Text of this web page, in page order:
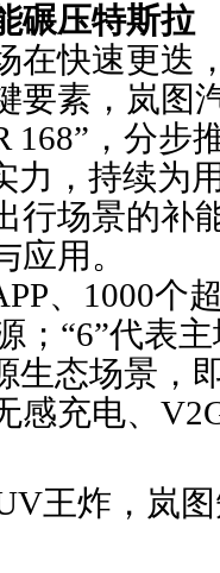
碾压特斯拉
在快速更迭
要素，岚图
168”，分步
力，持续为
行场景的补
应用。
、1000个
；“6”代表
生态场景，
感充电、